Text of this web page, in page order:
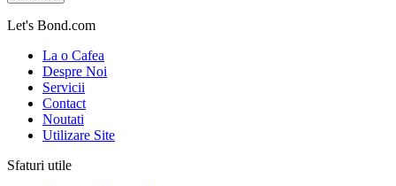
Let's Bond.com
La o Cafea
Despre Noi
Servicii
Contact
Noutati
Utilizare Site
Sfaturi utile